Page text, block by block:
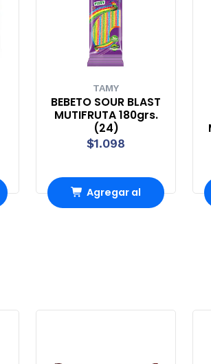
TAMY
BEBETO SOUR BLAST
MUTIFRUTA 180grs.
(24)
$1.098
Agregar al